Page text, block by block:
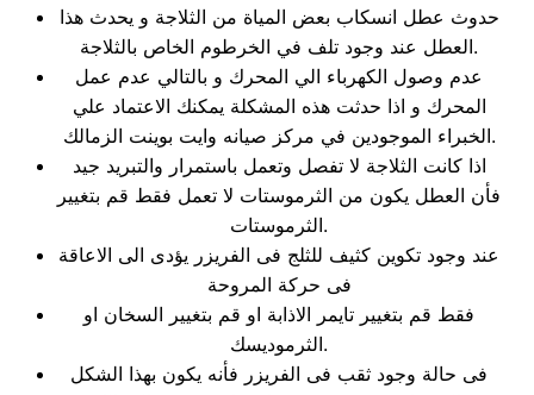
حدوث عطل انسكاب بعض المياة من الثلاجة و يحدث هذا
العطل عند وجود تلف في الخرطوم الخاص بالثلاجة.
عدم وصول الكهرباء الي المحرك و بالتالي عدم عمل
المحرك و اذا حدثت هذه المشكلة يمكنك الاعتماد علي
الخبراء الموجودين في مركز صيانه وايت بوينت الزمالك.
اذا كانت الثلاجة لا تفصل وتعمل باستمرار والتبريد جيد
فأن العطل يكون من الثرموستات لا تعمل فقط قم بتغيير
الثرموستات.
عند وجود تكوين كثيف للثلج فى الفريزر يؤدى الى الاعاقة
فى حركة المروحة
فقط قم بتغيير تايمر الاذابة او قم بتغيير السخان او
الثرموديسك.
فى حالة وجود ثقب فى الفريزر فأنه يكون بهذا الشكل